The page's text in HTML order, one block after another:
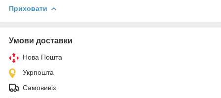
Приховати
Умови доставки
Нова Пошта
Укрпошта
Самовивіз